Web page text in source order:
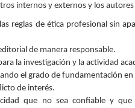
internos y externos y los
reglas de ética profesional sin
de manera responsable.
la investigación y la actividad
el grado de fundamentación
de interés.
que no sea confiable y